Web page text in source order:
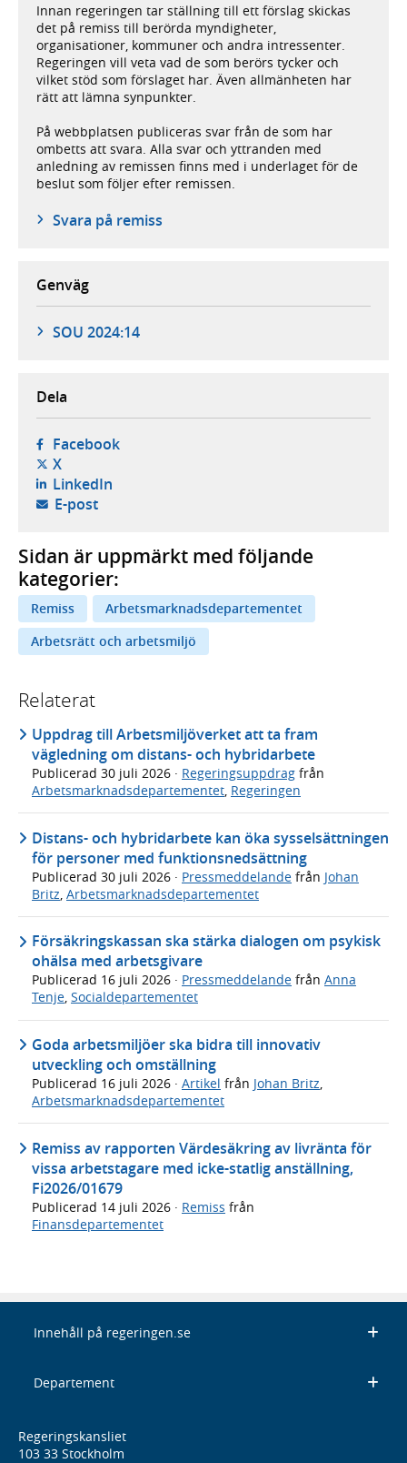
Innan regeringen tar ställning till ett förslag skickas
det på remiss till berörda myndigheter,
organisationer, kommuner och andra intressenter.
Regeringen vill veta vad de som berörs tycker och
vilket stöd som förslaget har. Även allmänheten har
rätt att lämna synpunkter.
På webbplatsen publiceras svar från de som har
ombetts att svara. Alla svar och yttranden med
anledning av remissen finns med i underlaget för de
beslut som följer efter remissen.
Svara på remiss
Genväg
SOU 2024:14
Dela
Facebook- öppnas i ny flik, extern webbplats,
X- öppnas i ny flik, extern webbplats,
LinkedIn- öppnas i ny flik, extern webbplats,
E-post- öppnar din e-postklient,
Sidan är uppmärkt med följande
kategorier:
Remiss
Arbetsmarknadsdepartementet
Arbetsrätt och arbetsmiljö
Relaterat
Uppdrag till Arbetsmiljöverket att ta fram
vägledning om distans- och hybridarbete
Publicerad 30 juli 2026 · Regeringsuppdrag från
Arbetsmarknadsdepartementet, Regeringen
Distans- och hybridarbete kan öka sysselsättningen
för personer med funktionsnedsättning
Publicerad 30 juli 2026 · Pressmeddelande från Johan
Britz Arbetsmarknadsdepartementet
Försäkringskassan ska stärka dialogen om psykisk
ohälsa med arbetsgivare
Publicerad 16 juli 2026 · Pressmeddelande från Anna
Tenje, Socialdepartementet
Goda arbetsmiljöer ska bidra till innovativ
utveckling och omställning
Publicerad 16 juli 2026 · Artikel från Johan Britz,
Arbetsmarknadsdepartementet
Remiss av rapporten Värdesäkring av livränta för
vissa arbetstagare med icke-statlig anställning,
Fi2026/01679
Publicerad 14 juli 2026 · Remiss från
Finansdepartementet
Innehåll på regeringen.se
Departement
Regeringskansliet
103 33 Stockholm